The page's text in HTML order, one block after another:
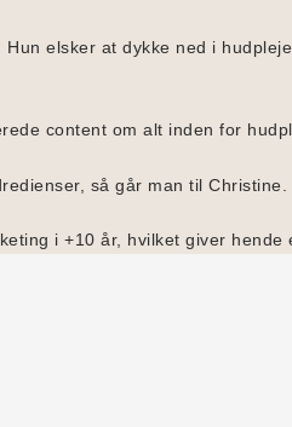
elsker at dykke ned i
content om alt inden for
så går man til Christine.
i +10 år, hvilket giver